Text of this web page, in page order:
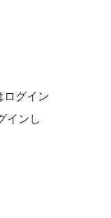
ログイン
インし